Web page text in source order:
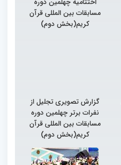
مسابقات بین المللی قرآن
کریم(بخش دوم)
گزارش تصویری تجلیل از
نفرات برتر چهلمین دوره
مسابقات بین المللی قرآن
کریم(بخش دوم)